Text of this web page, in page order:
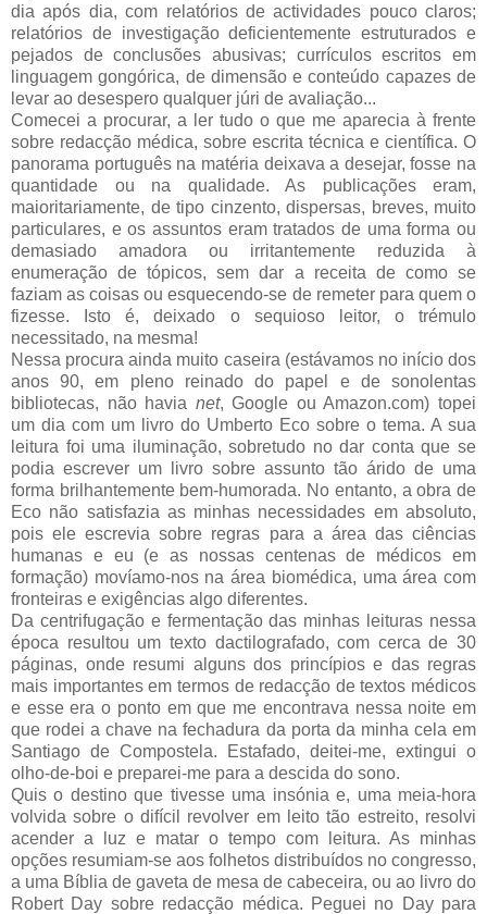
dia após dia, com relatórios de actividades pouco claros;
relatórios de investigação deficientemente estruturados e
pejados de conclusões abusivas; currículos escritos em
linguagem gongórica, de dimensão e conteúdo capazes de
levar ao desespero qualquer júri de avaliação...
Comecei a procurar, a ler tudo o que me aparecia à frente
sobre redacção médica, sobre escrita técnica e científica. O
panorama português na matéria deixava a desejar, fosse na
quantidade ou na qualidade. As publicações eram,
maioritariamente, de tipo cinzento, dispersas, breves, muito
particulares, e os assuntos eram tratados de uma forma ou
demasiado amadora ou irritantemente reduzida à
enumeração de tópicos, sem dar a receita de como se
faziam as coisas ou esquecendo-se de remeter para quem o
fizesse. Isto é, deixado o sequioso leitor, o trémulo
necessitado, na mesma!
Nessa procura ainda muito caseira (estávamos no início dos
anos 90, em pleno reinado do papel e de sonolentas
bibliotecas, não havia net, Google ou Amazon.com) topei
um dia com um livro do Umberto Eco sobre o tema. A sua
leitura foi uma iluminação, sobretudo no dar conta que se
podia escrever um livro sobre assunto tão árido de uma
forma brilhantemente bem-humorada. No entanto, a obra de
Eco não satisfazia as minhas necessidades em absoluto,
pois ele escrevia sobre regras para a área das ciências
humanas e eu (e as nossas centenas de médicos em
formação) movíamo-nos na área biomédica, uma área com
fronteiras e exigências algo diferentes.
Da centrifugação e fermentação das minhas leituras nessa
época resultou um texto dactilografado, com cerca de 30
páginas, onde resumi alguns dos princípios e das regras
mais importantes em termos de redacção de textos médicos
e esse era o ponto em que me encontrava nessa noite em
que rodei a chave na fechadura da porta da minha cela em
Santiago de Compostela. Estafado, deitei-me, extingui o
olho-de-boi e preparei-me para a descida do sono.
Quis o destino que tivesse uma insónia e, uma meia-hora
volvida sobre o difícil revolver em leito tão estreito, resolvi
acender a luz e matar o tempo com leitura. As minhas
opções resumiam-se aos folhetos distribuídos no congresso,
a uma Bíblia de gaveta de mesa de cabeceira, ou ao livro do
Robert Day sobre redacção médica. Peguei no Day para